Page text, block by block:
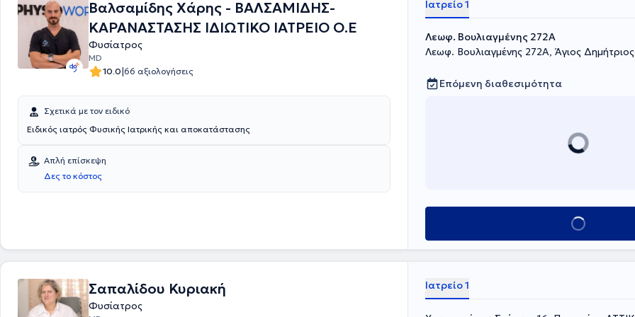
Προστασίας Σπαστικών "Πόρτα Ανοιχτή" και ως Επιστημονικός Διευθυντής του
Επιστημονικού Φυσικοθεραπευτηρίου Physicare. Τέλος, ο γιατρός είναι συγγραφέας
πολλών επιστημονικών εργασιών και άρθρων και σύνεδρος πολλών επιστημονικών
συνεδρίων, καθώς και μέλος πολλών ελληνικών και διεθνών επιστημονικών
συλλόγων και εταιρειών.
Βαλσαμίδης Χάρης - ΒΑΛΣΑΜΙΔΗΣ-
ΚΑΡΑΝΑΣΤΑΣΗΣ ΙΔΙΩΤΙΚΟ ΙΑΤΡΕΙΟ Ο.Ε
Φυσίατρος
MD
10.0|66 αξιολογήσεις
Σχετικά με τον ειδικό
Ειδικός ιατρός Φυσικής Ιατρικής και αποκατάστασης
Απλή επίσκεψη
Δες το κόστος
Ιατρείο 1
Λεωφ. Βουλιαγμένης 272A
Λεωφ. Βουλιαγμένης 272A, Άγιος
Επόμενη διαθεσιμότητα
Κλείσε ραντεβού
Σαπαλίδου Κυριακή
Φυσίατρος
Ιατρείο 1